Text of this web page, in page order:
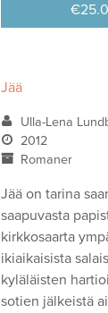
€
Jää
Ulla-Lena
2012
Romaner
Jää on tarina
saapuvasta
kirkkosaarta
ikiaikaisista
kyläläisten
sotien jälkeistä